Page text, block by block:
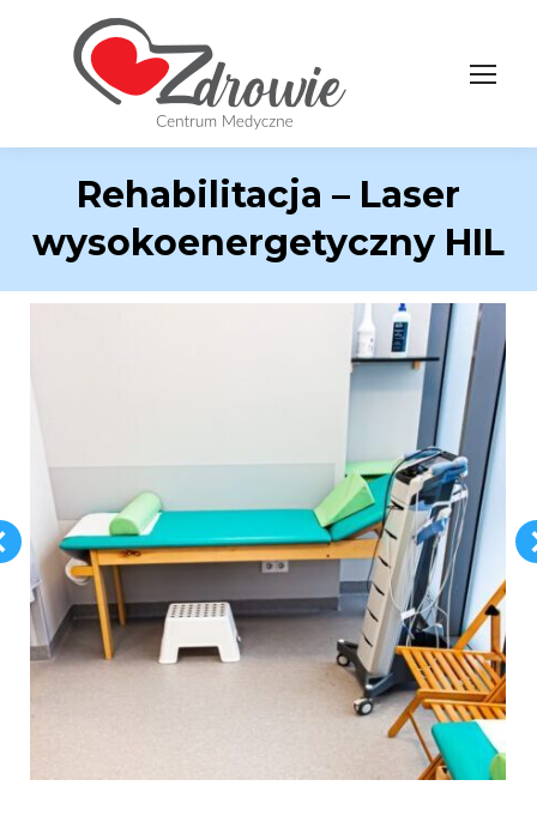
Rehabilitacja – Laser
wysokoenergetyczny HIL